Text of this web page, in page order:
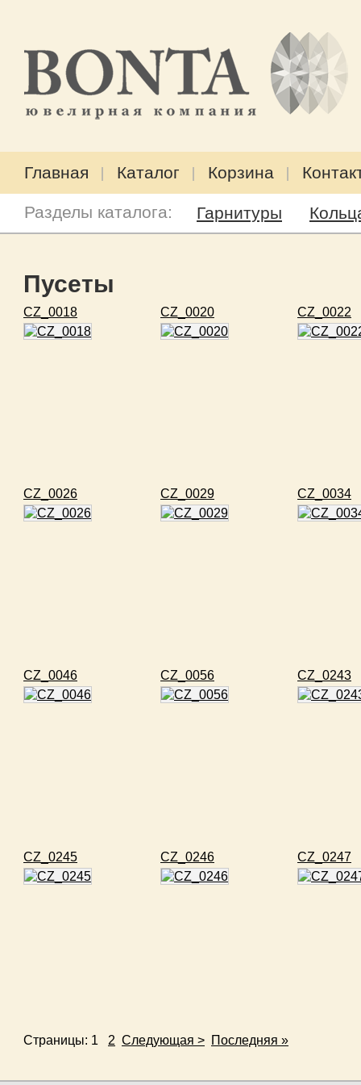
Главная Каталог Корзина
Разделы каталога: Гарнитуры
Пусеты
CZ_0018 CZ_0020 CZ_0022
CZ_0026 CZ_0029 CZ_0034
CZ_0046 CZ_0056 CZ_0243
CZ_0245 CZ_0246 CZ_0247
Страницы: 1 2 Следующая > Последняя »